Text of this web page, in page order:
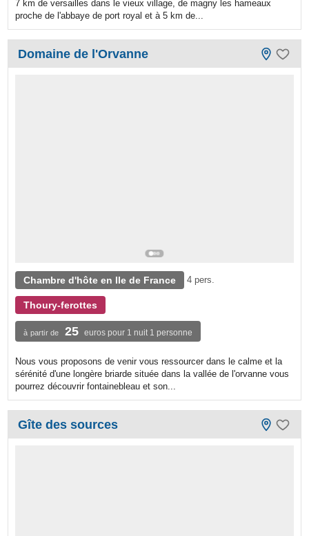
7 km de versailles dans le vieux village, de magny les hameaux
proche de l'abbaye de port royal et à 5 km de...
Domaine de l'Orvanne
Chambre d'hôte en Ile de France 4 pers.
Thoury-ferottes
à partir de 25 euros pour 1 nuit 1 personne
Nous vous proposons de venir vous ressourcer dans le calme et la
sérénité d'une longère briarde située dans la vallée de l'orvanne vous
pourrez découvrir fontainebleau et son...
Gîte des sources